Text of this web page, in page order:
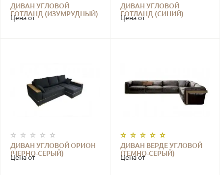
ДИВАН УГЛОВОЙ
ГОТЛАНД (ИЗУМРУДНЫЙ)
Цена от
ДИВАН УГЛОВОЙ
ГОТЛАНД (СИНИЙ)
Цена от
ДИВАН УГЛОВОЙ ОРИОН
(ЧЕРНО-СЕРЫЙ)
Цена от
ДИВАН ВЕРДЕ УГЛОВОЙ
(ТЕМНО-СЕРЫЙ)
Цена от